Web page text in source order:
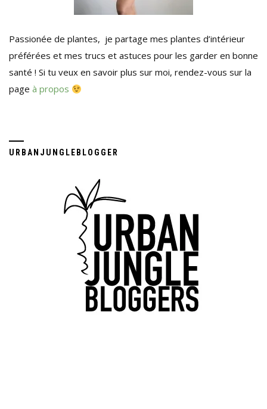
Passionée de plantes, je partage mes plantes d’intérieur
préférées et mes trucs et astuces pour les garder en bonne
santé ! Si tu veux en savoir plus sur moi, rendez-vous sur la
page à propos
URBANJUNGLEBLOGGER